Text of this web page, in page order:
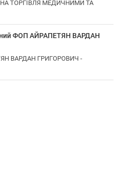
ТОРГІВЛЯ МЕДИЧНИМИ ТА
ФОП АЙРАПЕТЯН ВАРДАН
ВАРДАН ГРИГОРОВИЧ -